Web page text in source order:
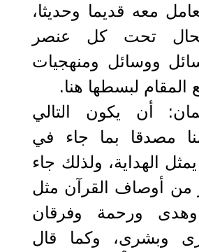
معه قديما وحديثا،
تحت كل عنصر
ووسائل ومنهجيات
المقام لبسطها هنا.
أن يكون التالي
مصدقا بما جاء في
الهداية، ولذلك جاء
من أوصاف القرآن مثل
ورحمة وفرقان
وبشرى، وكما قال